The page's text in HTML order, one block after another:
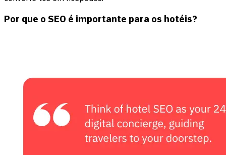
Por que o SEO é importante para os hotéis?